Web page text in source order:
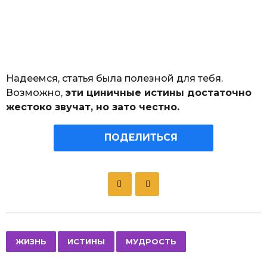
Надеемся, статья была полезной для тебя.
Возможно, эти циничные истины достаточно
жестоко звучат, но зато честно.
ПОДЕЛИТЬСЯ
P
a
ЖИЗНЬ ИСТИНЫ МУДРОСТЬ